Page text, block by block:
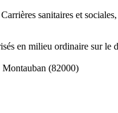
sanitaires et
en milieu ordinaire sur le
Montauban (82000)